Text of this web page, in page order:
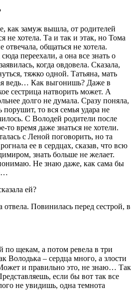
замуж вышла, от родителей
не хотела. Та и так и этак, но Тома
общаться не хотела.
переехали, а она все знать о
когда овдовела. Сказала,
тяжко одной. Татьяна, мать
ведь… Как выгонишь? Даже в
сестрица натворить может. А
долго не думала. Сразу поняла,
то вся семья удара не
С Володей родители после
то время даже знаться не хотели.
с Леной поговорить, но та
ее в сердцах, сказав, что всю
знать больше не желает.
Не знаю даже, как сама бы
ей?
Повинилась перед сестрой, в
щекам, а потом ревела в три
Володька – сердца много, а злости
и правильно это, не знаю… Так
если бы вот так все
не увидишь, одна темнота